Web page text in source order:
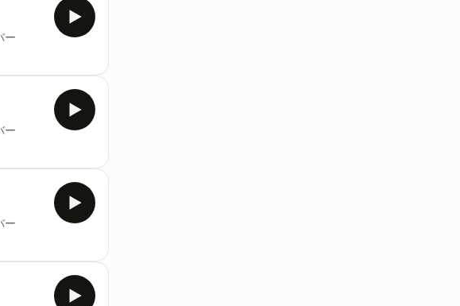
国
ー
国
ー
国
ー
国